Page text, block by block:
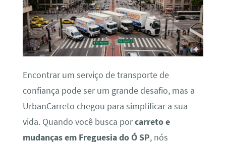
Encontrar um serviço de transporte de
confiança pode ser um grande desafio, mas a
UrbanCarreto chegou para simplificar a sua
vida. Quando você busca porcarreto e
mudanças em Freguesia do Ó SP, nós